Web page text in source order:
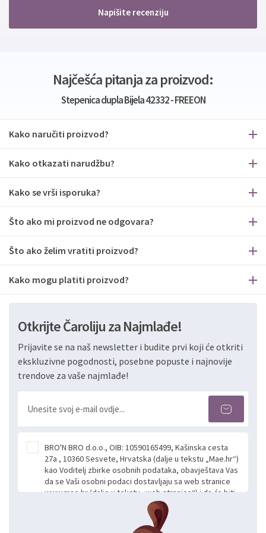
Napišite recenziju
Najčešća pitanja za proizvod:
Stepenica dupla Bijela 42332 - FREEON
Kako naručiti proizvod?
Kako otkazati narudžbu?
Kako se vrši isporuka?
Što ako mi proizvod ne odgovara?
Što ako želim vratiti proizvod?
Kako mogu platiti proizvod?
Otkrijte Čaroliju za Najmlađe!
Prijavite se na naš newsletter i budite prvi koji će otkriti
ekskluzivne pogodnosti, posebne popuste i najnovije
trendove za vaše najmlađe!
BRO'N BRO d.o.o., OIB: 10590165499, Kašinska cesta
27a , 10360 Sesvete, Hrvatska (dalje u tekstu „Mae.hr“)
kao Voditelj zbirke osobnih podataka, obavještava Vas
da se Vaši osobni podaci dostavljaju sa web stranice
www.mae.hr (dalje u tekstu „web stranice“) i da će biti
obrađeni. Prihvaćanjem ove Izjave smatra se da
slobodno i izričito dajete privolu za prikupljanje i daljnju
obradu Vaših osobnih podataka koje ustupate Mae.hr